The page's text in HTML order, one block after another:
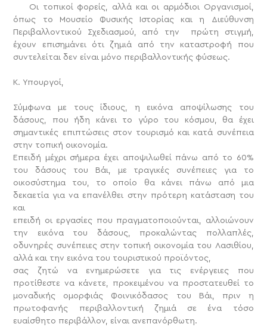
Οι τοπικοί φορείς, αλλά και οι αρμόδιοι Οργανισμοί,
όπως το Μουσείο Φυσικής Ιστορίας και η Διεύθυνση
Περιβαλλοντικού Σχεδιασμού, από την πρώτη στιγμή,
έχουν επισημάνει ότι ζημιά από την καταστροφή που
συντελείται δεν είναι μόνο περιβαλλοντικής φύσεως.
Κ. Υπουργοί,
Σύμφωνα με τους ίδιους, η εικόνα αποψίλωσης του
δάσους, που ήδη κάνει το γύρο του κόσμου, θα έχει
σημαντικές επιπτώσεις στον τουρισμό και κατά συνέπεια
στην τοπική οικονομία.
Επειδή μέχρι σήμερα έχει αποψιλωθεί πάνω από το 60%
του δάσους του Βάι, με τραγικές συνέπειες για το
οικοσύστημα του, το οποίο θα κάνει πάνω από μια
δεκαετία για να επανέλθει στην πρότερη κατάσταση του
και
επειδή οι εργασίες που πραγματοποιούνται, αλλοιώνουν
την εικόνα του δάσους, προκαλώντας πολλαπλές,
οδυνηρές συνέπειες στην τοπική οικονομία του Λασιθίου,
αλλά και την εικόνα του τουριστικού προϊόντος,
σας ζητώ να ενημερώσετε για τις ενέργειες που
προτίθεστε να κάνετε, προκειμένου να προστατευθεί το
μοναδικής ομορφιάς Φοινικόδασος του Βάι, πριν η
πρωτοφανής περιβαλλοντική ζημιά σε ένα τόσο
ευαίσθητο περιβάλλον, είναι ανεπανόρθωτη.